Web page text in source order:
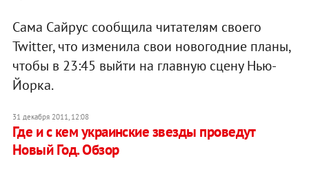
Сама Сайрус сообщила читателям своего
Twitter, что изменила свои новогодние планы,
чтобы в 23:45 выйти на главную сцену Нью-
Йорка.
31 декабря 2011, 12:08
Где и с кем украинские звезды проведут
Новый Год. Обзор